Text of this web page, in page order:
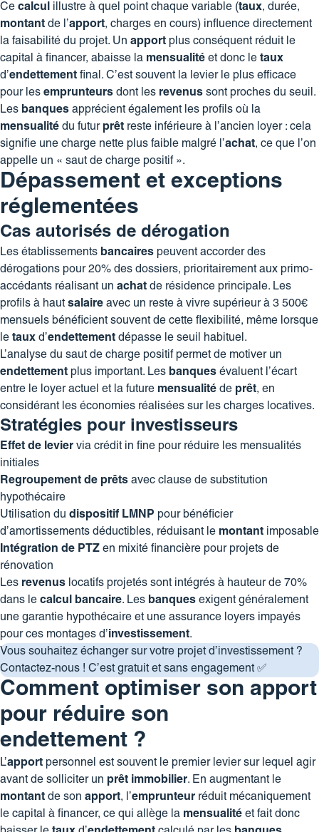
Ce calcul illustre à quel point chaque variable (taux, durée,
montant de l’apport, charges en cours) influence directement
la faisabilité du projet. Un apport plus conséquent réduit le
capital à financer, abaisse la mensualité et donc le taux
d’endettement final. C’est souvent la levier le plus efficace
pour les emprunteurs dont les revenus sont proches du seuil.
Les banques apprécient également les profils où la
mensualité du futur prêt reste inférieure à l’ancien loyer : cela
signifie une charge nette plus faible malgré l’achat, ce que l’on
appelle un « saut de charge positif ».
Dépassement et exceptions
réglementées
Cas autorisés de dérogation
Les établissements bancaires peuvent accorder des
dérogations pour 20% des dossiers, prioritairement aux primo-
accédants réalisant un achat de résidence principale. Les
profils à hautsalaire avec un reste à vivre supérieur à 3 500€
mensuels bénéficient souvent de cette flexibilité, même lorsque
le taux d’endettement dépasse le seuil habituel.
L’analyse du saut de charge positif permet de motiver un
endettement plus important. Les banques évaluent l’écart
entre le loyer actuel et la future mensualité de prêt, en
considérant les économies réalisées sur les charges locatives.
Stratégies pour investisseurs
Effet de levier via crédit in fine pour réduire les mensualités
initiales
Regroupement de prêts avec clause de substitution
hypothécaire
Utilisation du dispositif LMNP pour bénéficier
d’amortissements déductibles, réduisant le montant imposable
Intégration de PTZ en mixité financière pour projets de
rénovation
Les revenus locatifs projetés sont intégrés à hauteur de 70%
dans le calcul bancaire. Les banques exigent généralement
une garantie hypothécaire et une assurance loyers impayés
pour ces montages d’investissement.
Vous souhaitez échanger sur votre projet d’investissement ?
Contactez-nous ! C’est gratuit et sans engagement ✅
Comment optimiser son apport
pour réduire son
endettement ?
L’apport personnel est souvent le premier levier sur lequel agir
avant de solliciter un prêt immobilier. En augmentant le
montant de son apport, l’emprunteur réduit mécaniquement
le capital à financer, ce qui allège la mensualité et fait donc